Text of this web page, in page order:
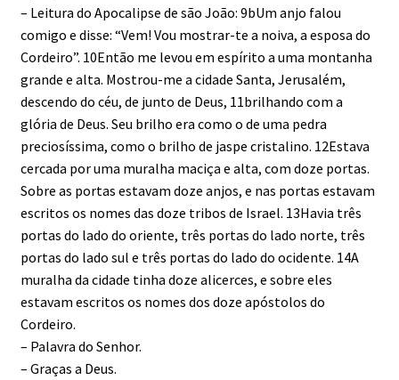
– Leitura do Apocalipse de são João: 9bUm anjo falou
comigo e disse: “Vem! Vou mostrar-te a noiva, a esposa do
Cordeiro”. 10Então me levou em espírito a uma montanha
grande e alta. Mostrou-me a cidade Santa, Jerusalém,
descendo do céu, de junto de Deus, 11brilhando com a
glória de Deus. Seu brilho era como o de uma pedra
preciosíssima, como o brilho de jaspe cristalino. 12Estava
cercada por uma muralha maciça e alta, com doze portas.
Sobre as portas estavam doze anjos, e nas portas estavam
escritos os nomes das doze tribos de Israel. 13Havia três
portas do lado do oriente, três portas do lado norte, três
portas do lado sul e três portas do lado do ocidente. 14A
muralha da cidade tinha doze alicerces, e sobre eles
estavam escritos os nomes dos doze apóstolos do
Cordeiro.
– Palavra do Senhor.
– Graças a Deus.